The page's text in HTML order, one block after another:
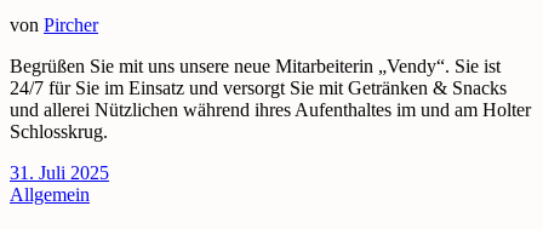
von Pircher
Begrüßen Sie mit uns unsere neue Mitarbeiterin „Vendy“. Sie ist
24/7 für Sie im Einsatz und versorgt Sie mit Getränken & Snacks
und allerei Nützlichen während ihres Aufenthaltes im und am Holter
Schlosskrug.
31. Juli 2025
Allgemein